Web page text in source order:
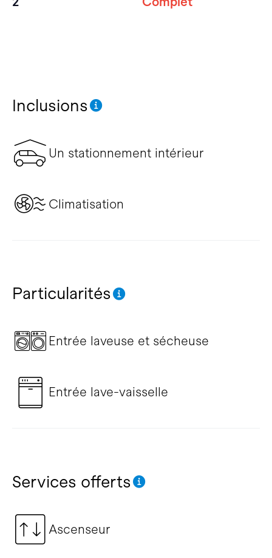
Inclusions
Un stationnement intérieur
Climatisation
Particularités
Entrée laveuse et sécheuse
Entrée lave-vaisselle
Services offerts
Ascenseur